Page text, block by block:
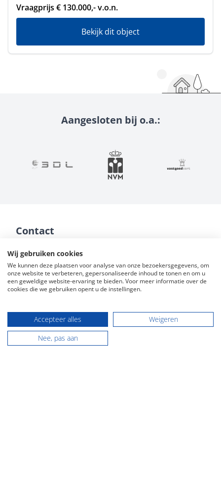
Vraagprijs € 130.000,- v.o.n.
Bekijk dit object
Aangesloten bij o.a.:
Contact
NVM makelaardij Groningen
Hoofdstraat 116
9861 AK Grootegast
Tel:0594 - 237 037
KVK: 01022413
NVM makelaardij Friesland
Wij gebruiken cookies
We kunnen deze plaatsen voor analyse van onze bezoekersgegevens, om
onze website te verbeteren, gepersonaliseerde inhoud te tonen en om u
een geweldige website-ervaring te bieden. Voor meer informatie over de
cookies die we gebruiken opent u de instellingen.
Accepteer alles
Weigeren
Nee, pas aan